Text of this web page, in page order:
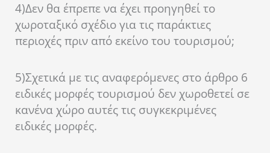
4)Δεν θα έπρεπε να έχει προηγηθεί το
χωροταξικό σχέδιο για τις παράκτιες
περιοχές πριν από εκείνο του τουρισμού;
5)Σχετικά με τις αναφερόμενες στο άρθρο 6
ειδικές μορφές τουρισμού δεν χωροθετεί σε
κανένα χώρο αυτές τις συγκεκριμένες
ειδικές μορφές.